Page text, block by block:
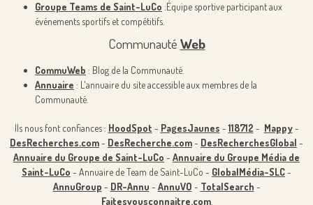
Groupe Teams de Saint-LuCo :Équipe sportive participant aux
événements sportifs et compétitifs.
Communauté Web
CommuWeb : Blog de la Communauté.
Annuaire : L'annuaire du site accessible aux membres de la
Communauté.
Ils nous font confiances : HoodSpot - PagesJaunes -118712 - Mappy-
DesRecherches.com- DesRecherche.com- DesRecherchesGlobal -
Annuaire du Groupe de Saint-LuCo - Annuaire du Groupe Média de
Saint-LuCo - Annuaire de Team de Saint-LuCo - GlobalMédia-SLC-
AnnuGroup - DR-Annu - AnnuVO - TotalSearch -
Faitesvousconnaitre.com.